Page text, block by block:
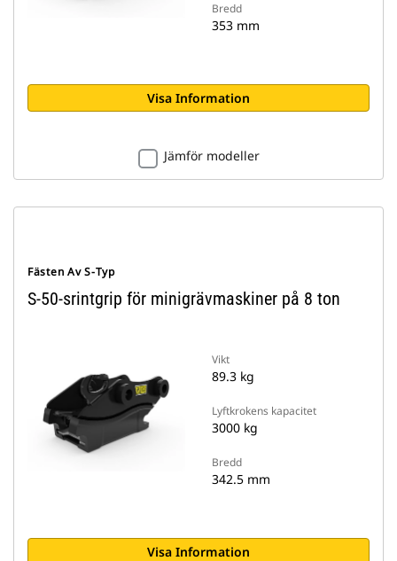
Bredd
353 mm
Visa Information
Jämför modeller
Fästen Av S-Typ
S-50-srintgrip för minigrävmaskiner på 8 ton
Vikt
89.3 kg
Lyftkrokens kapacitet
3000 kg
Bredd
342.5 mm
Visa Information